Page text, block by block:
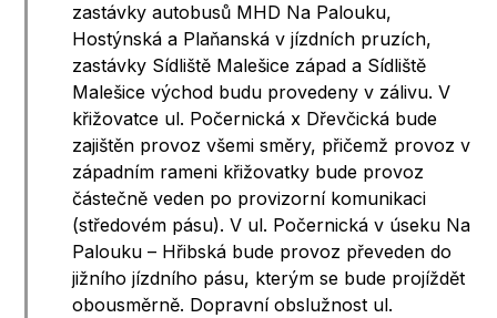
zastávky autobusů MHD Na Palouku,
Hostýnská a Plaňanská v jízdních pruzích,
zastávky Sídliště Malešice západ a Sídliště
Malešice východ budu provedeny v zálivu. V
křižovatce ul. Počernická x Dřevčická bude
zajištěn provoz všemi směry, přičemž provoz v
západním rameni křižovatky bude provoz
částečně veden po provizorní komunikaci
(středovém pásu). V ul. Počernická v úseku Na
Palouku – Hřibská bude provoz převeden do
jižního jízdního pásu, kterým se bude projíždět
obousměrně. Dopravní obslužnost ul.